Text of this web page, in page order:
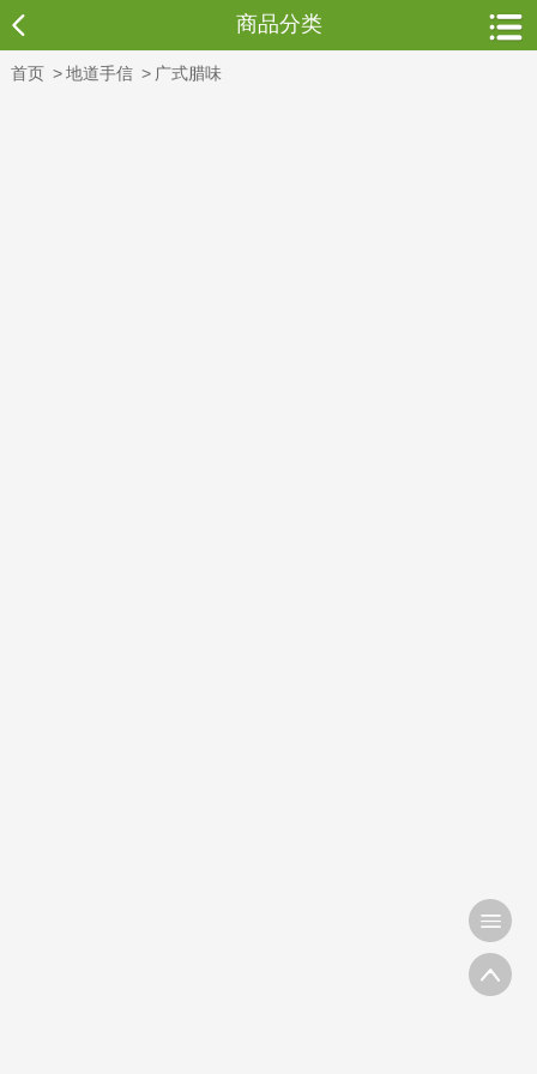
商品分类
首页 >地道手信 > 广式腊味